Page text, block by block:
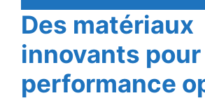
Des matériaux
innovants
performance